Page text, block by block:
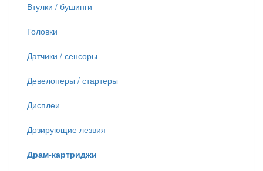
Втулки / бушинги
Головки
Датчики / сенсоры
Девелоперы / стартеры
Дисплеи
Дозирующие лезвия
Драм-картриджи